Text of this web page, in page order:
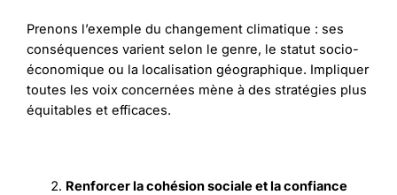
Prenons l’exemple du changement climatique : ses
conséquences varient selon le genre, le statut socio-
économique ou la localisation géographique. Impliquer
toutes les voix concernées mène à des stratégies plus
équitables et efficaces.
Renforcer la cohésion sociale et la confiance